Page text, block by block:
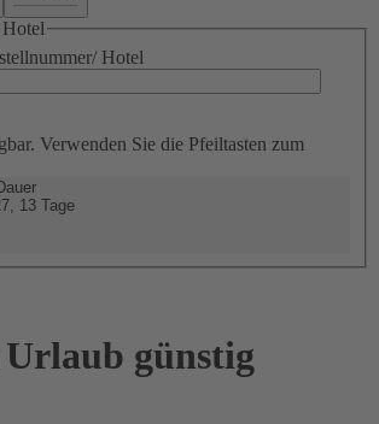
Hotel
Verwenden Sie die Pfeiltasten zum
13 Tage
günstig